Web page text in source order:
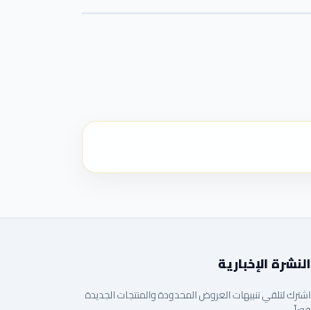
النشرة الإخبارية
اشترك لتلقي تنبيهات العروض المحدودة والمنتجات الجديدة